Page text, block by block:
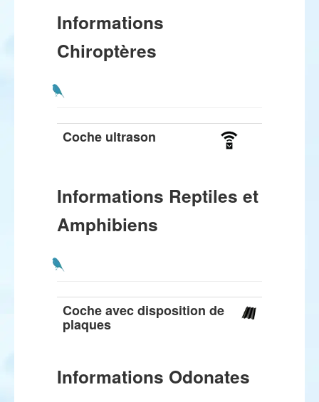
Informations
Chiroptères
Coche ultrason
Informations Reptiles et
Amphibiens
Coche avec disposition de
plaques
Informations Odonates